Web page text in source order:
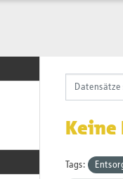
Keine
Tags: